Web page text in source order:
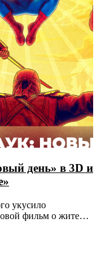
день» в 3D и
укусило
фильм о жителях